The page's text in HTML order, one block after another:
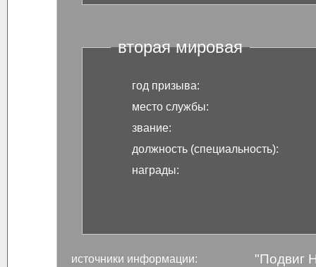
вторая мировая
год призыва:
место службы:
звание:
должность (специальность):
награды:
источники информации: "Подвиг